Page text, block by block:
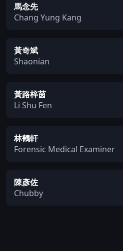
馬念先
Chang Yung Kang
黃奇斌
Shaonian
黃路梓茵
Li Shu Fen
林鶴軒
Forensic Medical Examiner
陳彥佐
Chubby